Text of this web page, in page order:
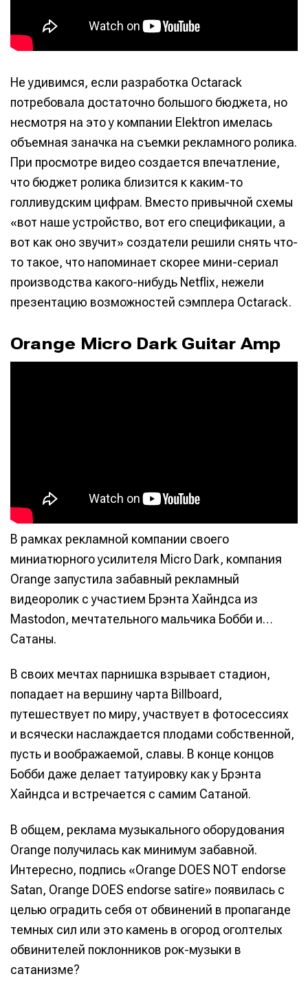
Не удивимся, если разработка Octarack
потребовала достаточно большого бюджета, но
несмотря на это у компании Elektron имелась
объемная заначка на съемки рекламного ролика.
При просмотре видео создается впечатление,
что бюджет ролика близится к каким-то
голливудским цифрам. Вместо привычной схемы
«вот наше устройство, вот его спецификации, а
вот как оно звучит» создатели решили снять что-
то такое, что напоминает скорее мини-сериал
производства какого-нибудь Netflix, нежели
презентацию возможностей сэмплера Octarack.
Orange Micro Dark Guitar Amp
В рамках рекламной компании своего
миниатюрного усилителя Micro Dark, компания
Orange запустила забавный рекламный
видеоролик с участием Брэнта Хайндса из
Mastodon, мечтательного мальчика Бобби и…
Сатаны.
В своих мечтах парнишка взрывает стадион,
попадает на вершину чарта Billboard,
путешествует по миру, участвует в фотосессиях
и всячески наслаждается плодами собственной,
пусть и воображаемой, славы. В конце концов
Бобби даже делает татуировку как у Брэнта
Хайндса и встречается с самим Сатаной.
В общем, реклама музыкального оборудования
Orange получилась как минимум забавной.
Интересно, подпись «Orange DOES NOT endorse
Satan, Orange DOES endorse satire» появилась с
целью оградить себя от обвинений в пропаганде
темных сил или это камень в огород оголтелых
обвинителей поклонников рок-музыки в
сатанизме?